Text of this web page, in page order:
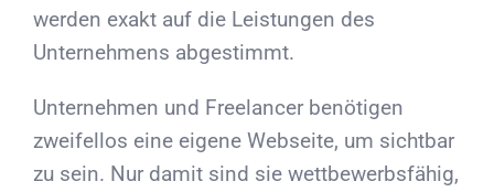
werden exakt auf die Leistungen des
Unternehmens abgestimmt.
Unternehmen und Freelancer benötigen
zweifellos eine eigene Webseite, um sichtbar
zu sein. Nur damit sind sie wettbewerbsfähig,